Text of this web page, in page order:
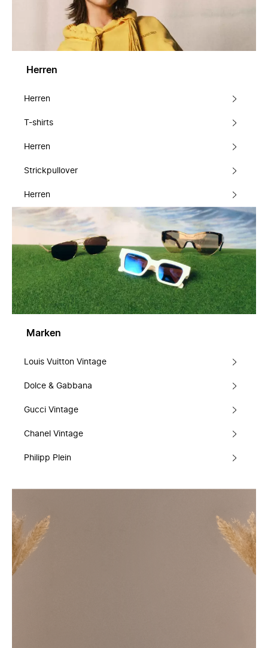
Herren
Herren
T-shirts
Herren
Strickpullover
Herren
Marken
Louis Vuitton Vintage
Dolce & Gabbana
Gucci Vintage
Chanel Vintage
Philipp Plein